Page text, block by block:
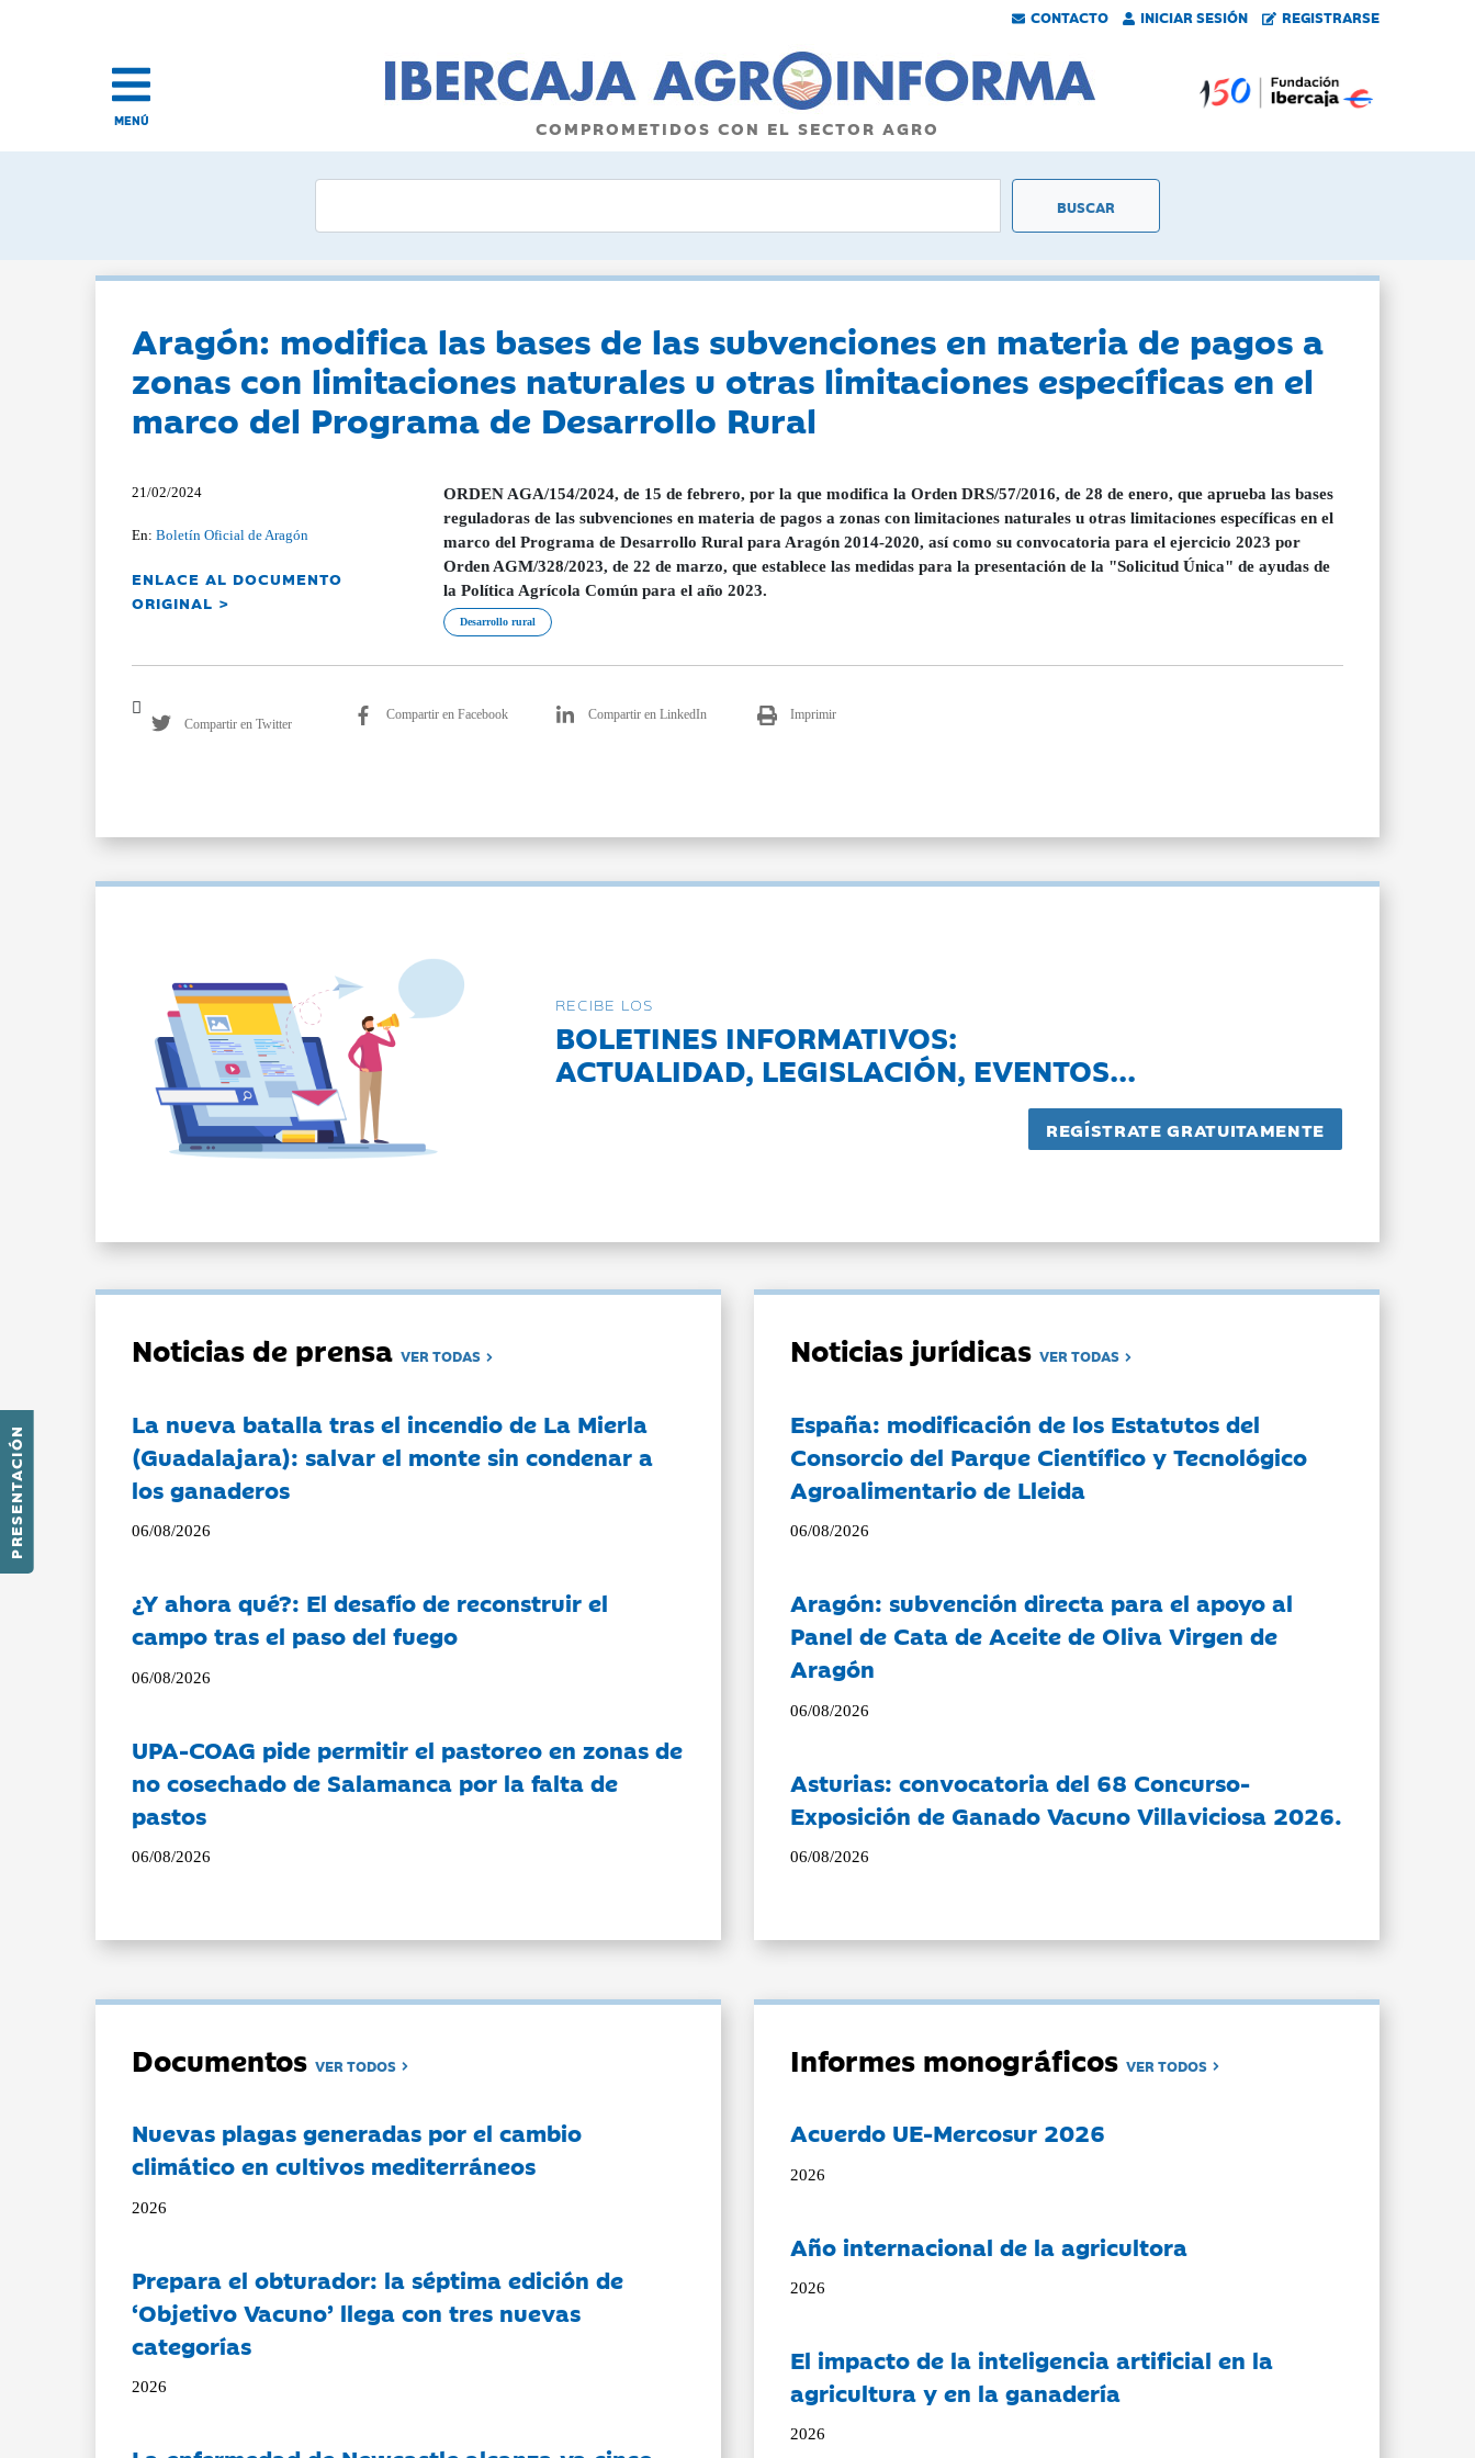
CONTACTO INICIAR SESIÓN REGISTRARSE
PRESENTACIÓN
MENÚ COMPROMETIDOS CON EL SECTOR AGRO
Aragón: modifica las bases de las subvenciones en materia de pagos a
zonas con limitaciones naturales u otras limitaciones específicas en el
marco del Programa de Desarrollo Rural
21/02/2024
En:Boletín Oficial de Aragón
ENLACE AL DOCUMENTO
ORIGINAL >
ORDEN AGA/154/2024, de 15 de febrero, por la que modifica la Orden DRS/57/2016, de 28 de enero, que aprueba las bases
reguladoras de las subvenciones en materia de pagos a zonas con limitaciones naturales u otras limitaciones específicas en el
marco del Programa de Desarrollo Rural para Aragón 2014-2020, así como su convocatoria para el ejercicio 2023 por
Orden AGM/328/2023, de 22 de marzo, que establece las medidas para la presentación de la "Solicitud Única" de ayudas de
la Política Agrícola Común para el año 2023.
Desarrollo rural
Compartir en Twitter
Compartir en Facebook Compartir en LinkedIn Imprimir
RECIBE LOS
BOLETINES INFORMATIVOS:
ACTUALIDAD, LEGISLACIÓN, EVENTOS...
Noticias de prensaVER TODAS
La nueva batalla tras el incendio de La Mierla
(Guadalajara): salvar el monte sin condenar a
los ganaderos
06/08/2026
¿Y ahora qué?: El desafío de reconstruir el
campo tras el paso del fuego
06/08/2026
UPA-COAG pide permitir el pastoreo en zonas de
no cosechado de Salamanca por la falta de
pastos
06/08/2026
Noticias jurídicasVER TODAS
España: modificación de los Estatutos del
Consorcio del Parque Científico y Tecnológico
Agroalimentario de Lleida
06/08/2026
Aragón: subvención directa para el apoyo al
Panel de Cata de Aceite de Oliva Virgen de
Aragón
06/08/2026
Asturias: convocatoria del 68 Concurso-
Exposición de Ganado Vacuno Villaviciosa 2026.
06/08/2026
DocumentosVER TODOS
Nuevas plagas generadas por el cambio
climático en cultivos mediterráneos
2026
Prepara el obturador: la séptima edición de
‘Objetivo Vacuno’ llega con tres nuevas
categorías
2026
Informes monográficosVER TODOS
Acuerdo UE-Mercosur 2026
2026
Año internacional de la agricultora
2026
El impacto de la inteligencia artificial en la
agricultura y en la ganadería
2026